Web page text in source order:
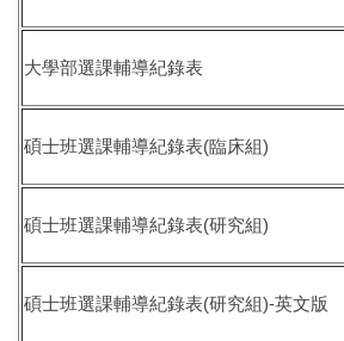
悟志成大誌
大學部選課輔導紀錄表
碩士班選課輔導紀錄表(臨床組)
碩士班選課輔導紀錄表(研究組)
碩士班選課輔導紀錄表(研究組)-英文版